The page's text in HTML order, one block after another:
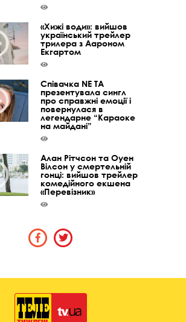
«Хижі води»: вийшов
український трейлер
трилера з Аароном
Екгартом
Співачка NE TA
презентувала сингл
про справжні емоції і
повернулася в
легендарне “Караоке
на майдані”
Алан Рітчсон та Оуен
Вілсон у смертельній
гонці: вийшов трейлер
комедійного екшена
«Перевізник»